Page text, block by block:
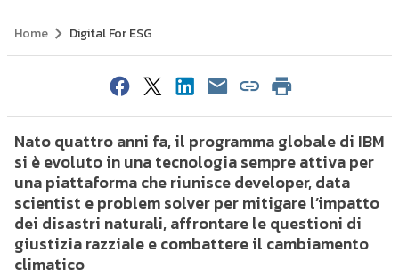
Home Digital For ESG
Nato quattro anni fa, il programma globale di IBM
si è evoluto in una tecnologia sempre attiva per
una piattaforma che riunisce developer, data
scientist e problem solver per mitigare l’impatto
dei disastri naturali, affrontare le questioni di
giustizia razziale e combattere il cambiamento
climatico